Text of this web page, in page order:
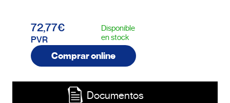
72,77€
PVR
Disponible
en stock
Comprar online
Documentos